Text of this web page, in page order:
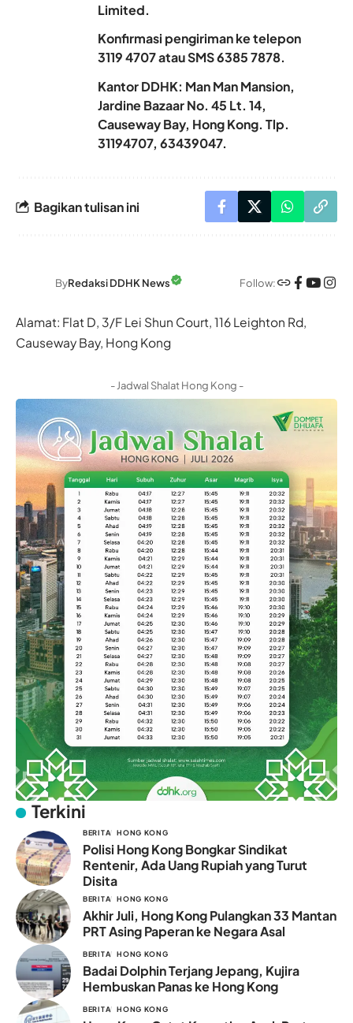
Limited.
Konfirmasi pengiriman ke telepon
3119 4707 atau SMS 6385 7878.
Kantor DDHK: Man Man Mansion,
Jardine Bazaar No. 45 Lt. 14,
Causeway Bay, Hong Kong. Tlp.
31194707, 63439047.
Bagikan tulisan ini
ByRedaksi DDHK News Follow:
Alamat: Flat D, 3/F Lei Shun Court, 116 Leighton Rd,
Causeway Bay, Hong Kong
- Jadwal Shalat Hong Kong -
Terkini
BERITA HONG KONG
Polisi Hong Kong Bongkar Sindikat
Rentenir, Ada Uang Rupiah yang Turut
Disita
BERITA HONG KONG
Akhir Juli, Hong Kong Pulangkan 33 Mantan
PRT Asing Paperan ke Negara Asal
BERITA HONG KONG
Badai Dolphin Terjang Jepang, Kujira
Hembuskan Panas ke Hong Kong
BERITA HONG KONG